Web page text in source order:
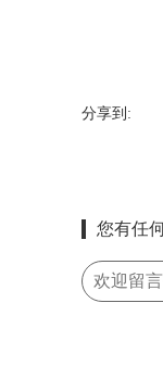
分享到:
您有任